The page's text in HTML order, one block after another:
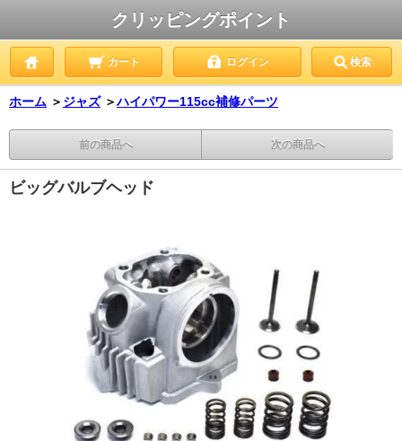
クリッピングポイント
カート ログイン 検索
ホーム ＞ ジャズ ＞ハイパワー115cc補修パーツ
前の商品へ 次の商品へ
ビッグバルブヘッド